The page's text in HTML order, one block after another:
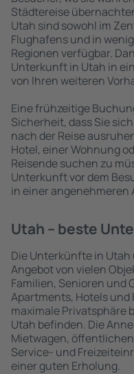
Städtereise
Utah sind sowohl im
Flughafens und in
Regionen verfügbar.
Unterkunft in Utah in
von Ihren weiteren
Eine frühzeitige
Sicherheit, dass Sie
nach der Reise
Hotel, einer Wohnung
Reisende suchen zu
Unterkunft vor dem
in einer angenehmeren
Utah – beste
Die Unterkünfte in
Angebot von vielen
Familien, Senioren und
Apartments, Hotels
maximale Privatsphäre
Utah befinden. Die
Mietwagen,
Service- und
einer guten Erholung.